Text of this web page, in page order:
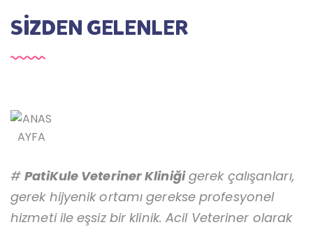
SİZDEN GELENLER
#PatiKule Veteriner Kliniğigerek çalışanları,
gerek hijyenik ortamı gerekse profesyonel
hizmeti ile eşsiz bir klinik. Acil Veteriner olarak